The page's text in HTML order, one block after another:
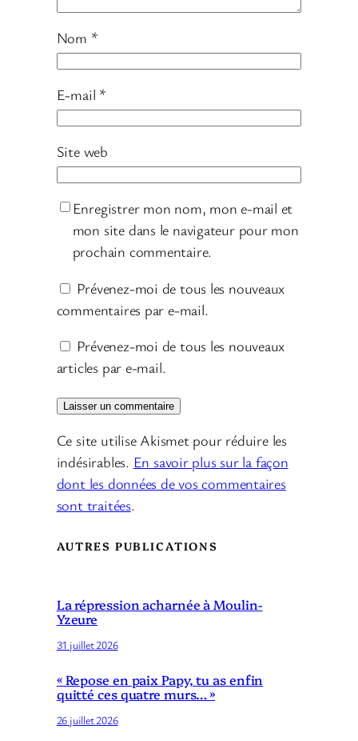
Nom *
E-mail *
Site web
Enregistrer mon nom, mon e-mail et
mon site dans le navigateur pour mon
prochain commentaire.
Prévenez-moi de tous les nouveaux
commentaires par e-mail.
Prévenez-moi de tous les nouveaux
articles par e-mail.
Ce site utilise Akismet pour réduire les
indésirables. En savoir plus sur la façon
dont les données de vos commentaires
sont traitées.
AUTRES PUBLICATIONS
La répression acharnée à Moulin-
Yzeure
31 juillet 2026
« Repose en paix Papy, tu as enfin
quitté ces quatre murs… »
26 juillet 2026